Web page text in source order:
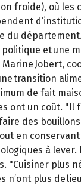
froide), où les
du
et une
Jobert,
transition
de fait
ont un coût.
des
en
à lever.
"Cuisiner plus
n’ont plus de